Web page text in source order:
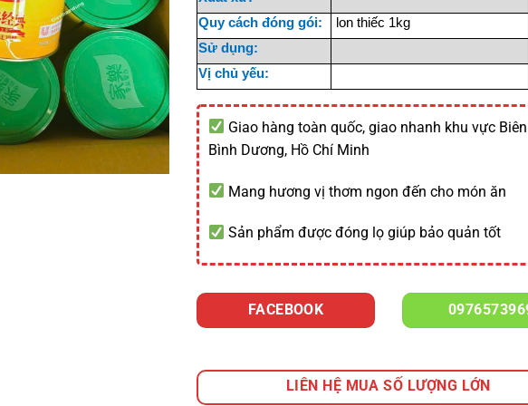
Quy cách đóng gói:
lon thiếc 1kg
Sử dụng:
Vị chủ yếu:
Giao hàng toàn quốc, giao nhanh khu vực
Bình Dương, Hồ Chí Minh
Mang hương vị thơm ngon đến cho món ăn
Sản phẩm được đóng lọ giúp bảo quản tốt
FACEBOOK
LIÊN HỆ MUA SỐ LƯỢNG LỚN